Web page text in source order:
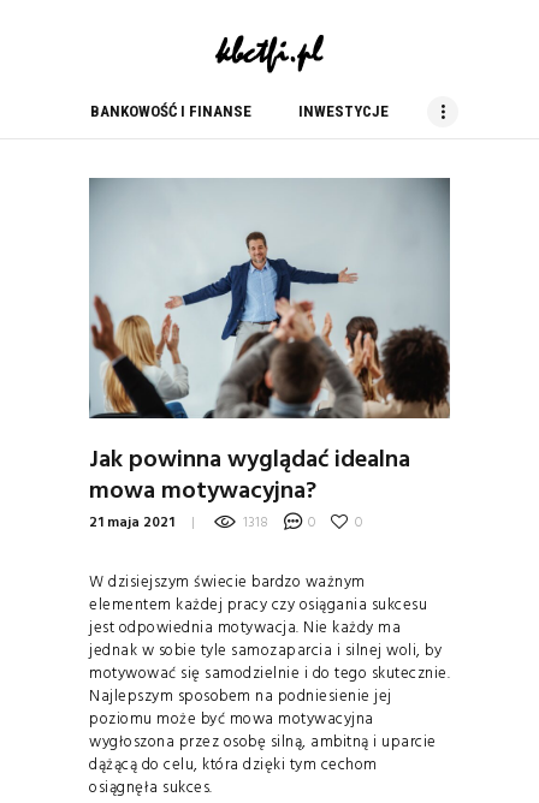
BANKOWOŚĆ I FINANSE INWESTYCJE
kbc tfi
blog finansowy
NIERUCHOMOŚCI
PRACA
USŁUGI
ZAKUPY
Jak powinna wyglądać idealna
mowa motywacyjna?
21 maja 2021 1318 0 0
W dzisiejszym świecie bardzo ważnym
elementem każdej pracy czy osiągania sukcesu
jest odpowiednia motywacja. Nie każdy ma
jednak w sobie tyle samozaparcia i silnej woli, by
motywować się samodzielnie i do tego skutecznie.
Najlepszym sposobem na podniesienie jej
poziomu może być mowa motywacyjna
wygłoszona przez osobę silną, ambitną i uparcie
dążącą do celu, która dzięki tym cechom
osiągnęła sukces.